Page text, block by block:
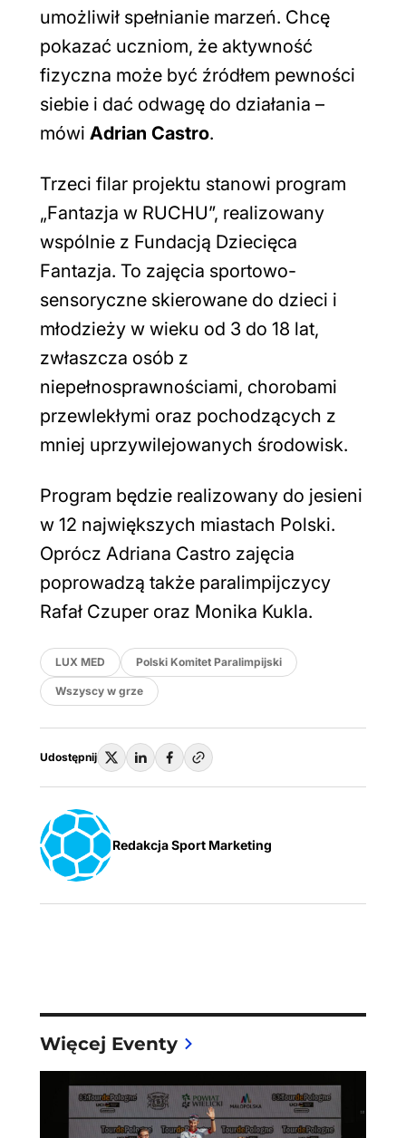
umożliwił spełnianie marzeń. Chcę
pokazać uczniom, że aktywność
fizyczna może być źródłem pewności
siebie i dać odwagę do działania –
mówi Adrian Castro.
Trzeci filar projektu stanowi program
„Fantazja w RUCHU”, realizowany
wspólnie z Fundacją Dziecięca
Fantazja. To zajęcia sportowo-
sensoryczne skierowane do dzieci i
młodzieży w wieku od 3 do 18 lat,
zwłaszcza osób z
niepełnosprawnościami, chorobami
przewlekłymi oraz pochodzących z
mniej uprzywilejowanych środowisk.
Program będzie realizowany do jesieni
w 12 największych miastach Polski.
Oprócz Adriana Castro zajęcia
poprowadzą także paralimpijczycy
Rafał Czuper oraz Monika Kukla.
LUX MED Polski Komitet Paralimpijski
Wszyscy w grze
Udostępnij
Redakcja Sport Marketing
Więcej Eventy